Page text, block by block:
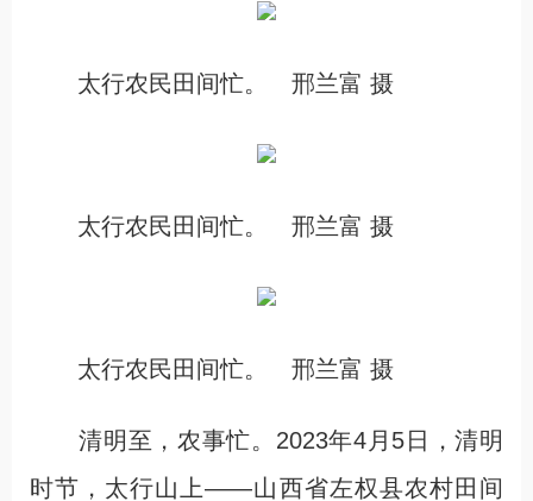
太行农民田间忙。 邢兰富 摄
太行农民田间忙。 邢兰富 摄
太行农民田间忙。 邢兰富 摄
清明至，农事忙。2023年4月5日，清明
时节，太行山上——山西省左权县农村田间